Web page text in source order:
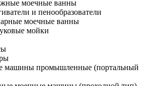
моечные ванны
и пенообразователи
моечные ванны
мойки
машины промышленные (портальный